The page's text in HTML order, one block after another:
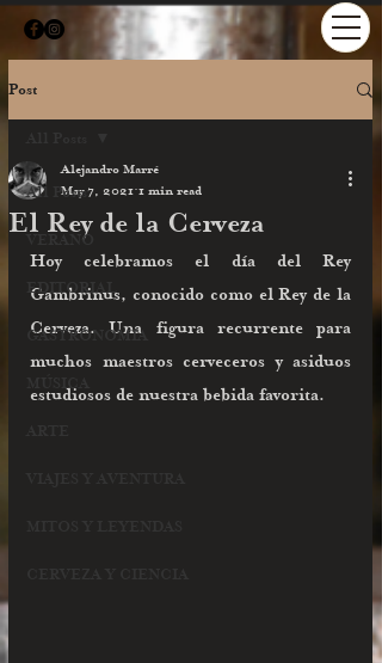
Post
All Posts
VERANO
EDITORIAL
GASTRONOMIA
MÚSICA
El Rey de la Cerveza
Alejandro Marré
May 7, 2021 1 min read
Hoy celebramos el día del Rey
Gambrinus, conocido como el Rey de la
Cerveza. Una figura recurrente para
muchos maestros cerveceros y asiduos
estudiosos de nuestra bebida favorita.